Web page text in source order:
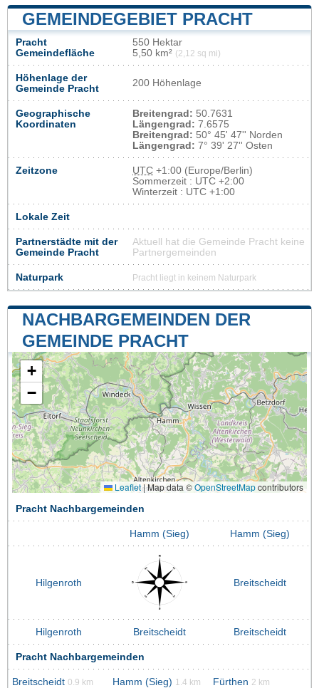
GEMEINDEGEBIET PRACHT
Pracht
Gemeindefläche
550 Hektar
5,50 km² (2,12 sq mi)
Höhenlage der
Gemeinde Pracht
200 Höhenlage
Geographische
Koordinaten
Breitengrad: 50.7631
Längengrad: 7.6575
Breitengrad: 50° 45' 47'' Norden
Längengrad: 7° 39' 27'' Osten
Zeitzone UTC +1:00 (Europe/Berlin)
Sommerzeit : UTC +2:00
Winterzeit : UTC +1:00
Lokale Zeit
Partnerstädte mit der
Gemeinde Pracht
Aktuell hat die Gemeinde Pracht keine
Partnergemeinden
Naturpark Pracht liegt in keinem Naturpark
NACHBARGEMEINDEN DER
GEMEINDE PRACHT
+
−
Leaflet|Map data ©OpenStreetMapcontributors
Pracht Nachbargemeinden
Hamm (Sieg) Hamm (Sieg)
Hilgenroth Breitscheidt
Hilgenroth Breitscheidt Breitscheidt
Pracht Nachbargemeinden
Breitscheidt 0.9 km Hamm (Sieg) 1.4 km Fürthen 2 km